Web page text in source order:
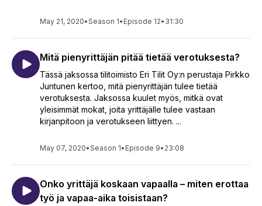
May 21, 2020•Season 1• Episode 12• 31:30
Mitä pienyrittäjän pitää tietää verotuksesta?
Tässä jaksossa tilitoimisto Eri Tilit Oy:n perustaja Pirkko
Juntunen kertoo, mitä pienyrittäjän tulee tietää
verotuksesta. Jaksossa kuulet myös, mitkä ovat
yleisimmät mokat, joita yrittäjälle tulee vastaan
kirjanpitoon ja verotukseen liittyen. ...
May 07, 2020•Season 1• Episode 9• 23:08
Onko yrittäjä koskaan vapaalla – miten erottaa
työ ja vapaa-aika toisistaan?